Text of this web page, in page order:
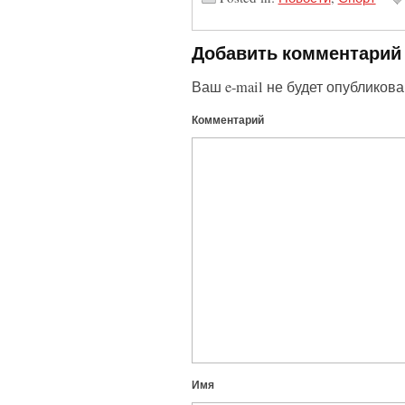
Добавить комментарий
Ваш e-mail не будет
Комментарий
Имя